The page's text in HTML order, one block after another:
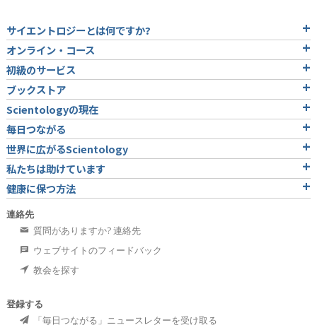
サイエントロジーとは何ですか?
オンライン・コース
初級のサービス
ブックストア
Scientologyの現在
毎日つながる
世界に広がるScientology
私たちは助けています
健康に保つ方法
連絡先
質問がありますか? 連絡先
ウェブサイトのフィードバック
教会を探す
登録する
「毎日つながる」ニュースレターを受け取る